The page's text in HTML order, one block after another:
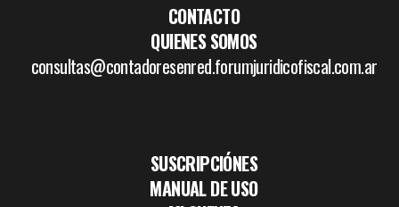
CONTACTO
QUIENES SOMOS
consultas@contadoresenred.forumjuridicofiscal.com.ar
SUSCRIPCIÓNES
MANUAL DE USO